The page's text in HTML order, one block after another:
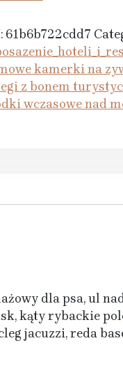
61b6b722cdd7
kamerki na
z bonem
wczasowe nad
dla psa, ul
kąty rybackie
jacuzzi, reda